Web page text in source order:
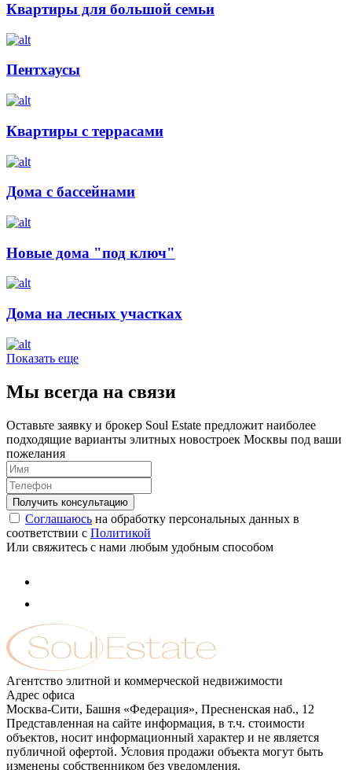
Квартиры для большой семьи
Пентхаусы
Квартиры с террасами
Дома с бассейнами
Новые дома "под ключ"
Дома на лесных участках
Показать еще
Мы всегда на связи
Оставьте заявку и брокер Soul Estate предложит наиболее
подходящие варианты элитных новостроек Москвы под ваши
пожелания
Соглашаюсь на обработку персональных данных в
соответствии с Политикой
Или свяжитесь с нами любым удобным способом
Агентство элитной и коммерческой недвижимости
Адрес офиса
Москва-Сити, Башня «Федерация», Пресненская наб., 12
Представленная на сайте информация, в т.ч. стоимости
объектов, носит информационный характер и не является
публичной офертой. Условия продажи объекта могут быть
изменены собственником без уведомления.